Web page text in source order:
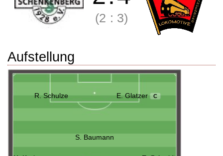
(2 : 3)
Aufstellung
R. Schulze E. Glatzer C
S. Baumann